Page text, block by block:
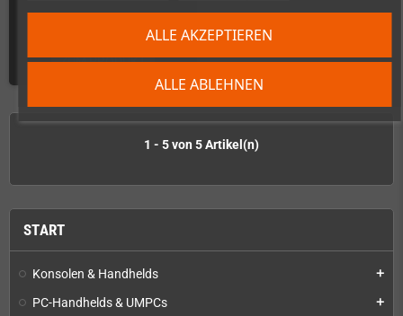
ALLE ABLEHNEN
ALLE AKZEPTIEREN
START
Konsolen & Handhelds add
PC-Handhelds & UMPCs add
ZUM PRODUKT
1 - 5 von 5 Artikel(n)